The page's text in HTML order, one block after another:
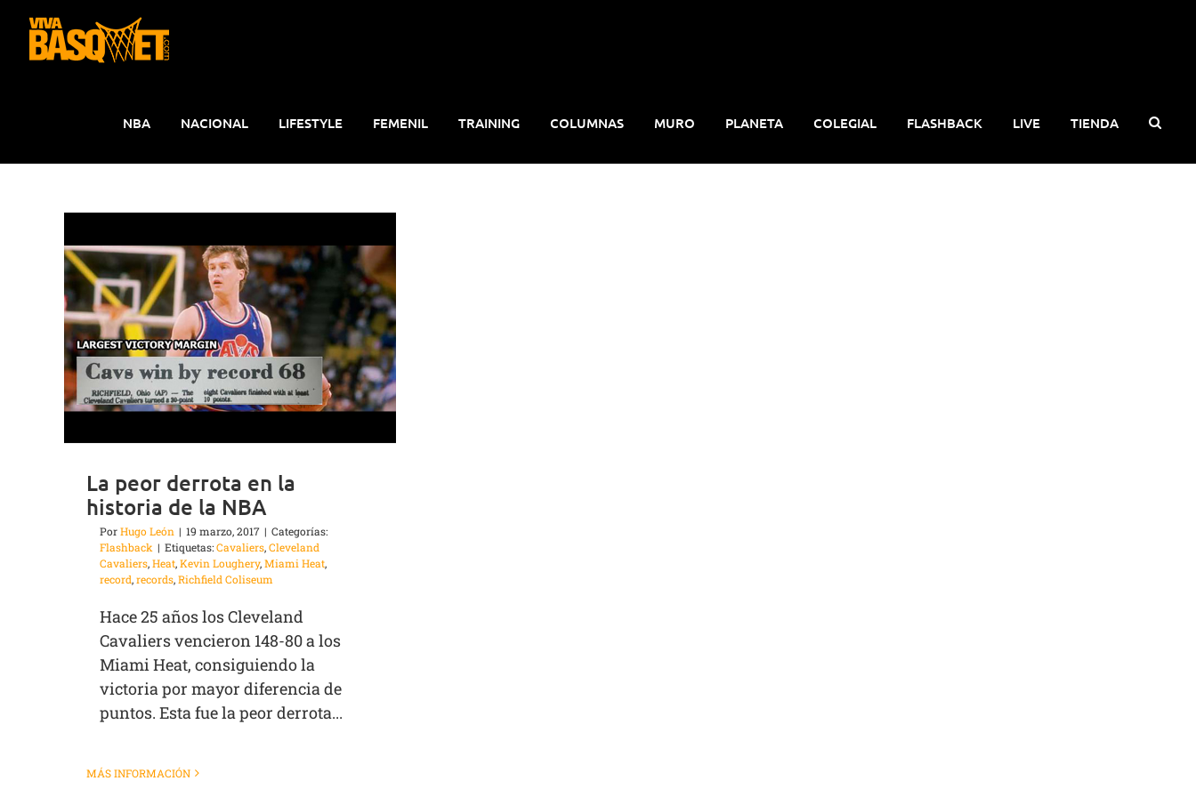
contenido
NBA NACIONAL LIFESTYLE FEMENIL TRAINING COLUMNAS MURO PLANETA COLEGIAL FLASHBACK LIVE TIENDA
La peor derrota en la
historia de la NBA
PorHugo León | 19 marzo, 2017 | Categorías:
Flashback | Etiquetas:Cavaliers,Cleveland
Cavaliers,Heat,Kevin Loughery,Miami Heat,
record,records,Richfield Coliseum
Hace 25 años los Cleveland
Cavaliers vencieron 148-80 a los
Miami Heat, consiguiendo la
victoria por mayor diferencia de
puntos. Esta fue la peor derrota...
MÁS INFORMACIÓN